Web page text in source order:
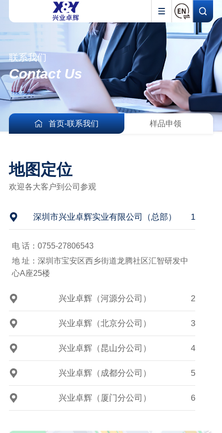
联系我们
Contact Us
首页-联系我们 样品申领
地图定位
欢迎各大客户到公司参观
深圳市兴业卓辉实业有限公司（总部） 1
电 话：0755-27806543
地 址：深圳市宝安区西乡街道龙腾社区汇智研发中
心A座25楼
兴业卓辉（河源分公司） 2
兴业卓辉（北京分公司） 3
兴业卓辉（昆山分公司） 4
兴业卓辉（成都分公司） 5
兴业卓辉（厦门分公司） 6